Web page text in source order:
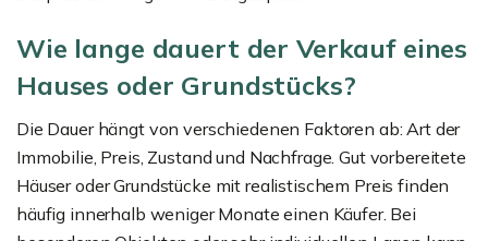
Wie lange dauert der Verkauf eines
Hauses oder Grundstücks?
Die Dauer hängt von verschiedenen Faktoren ab: Art der
Immobilie, Preis, Zustand und Nachfrage. Gut vorbereitete
Häuser oder Grundstücke mit realistischem Preis finden
häufig innerhalb weniger Monate einen Käufer. Bei